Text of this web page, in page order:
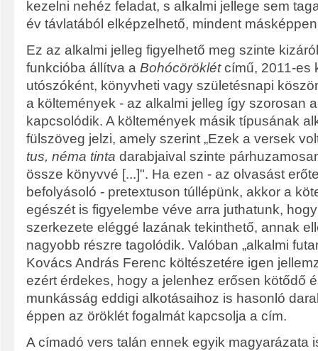
kezelni nehéz feladat, s alkalmi jellege sem
év távlatából elképzelhető, mindent
Ez az alkalmi jelleg figyelhető meg szinte
funkcióba állítva a Bohócöröklétcímű, 2011-es
utószóként, könyvheti vagy születésnapi
a költemények - az alkalmi jelleg így szorosan
kapcsolódik. A költemények másik típusának
fülszöveg jelzi, amely szerint „Ezek a versek
tus, néma tinta darabjaival szinte
össze könyvvé [...]". Ha ezen - az olvasást
befolyásoló - pretextuson túllépünk, akkor a
egészét is figyelembe véve arra juthatunk,
szerkezete eléggé lazának tekinthető, annak
nagyobb részre tagolódik. Valóban „alkalmi
Kovács András Ferenc költészetére igen
ezért érdekes, hogy a jelenhez erősen kötődő
munkásság eddigi alkotásaihoz is hasonló
éppen az öröklét fogalmát kapcsolja a cím.
A címadó vers talán ennek egyik magyarázata